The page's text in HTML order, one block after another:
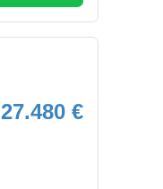
27.480 €